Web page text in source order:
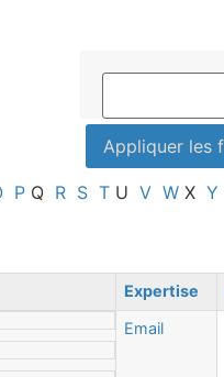
P Q R S T U V W X Y
Expertise
Email